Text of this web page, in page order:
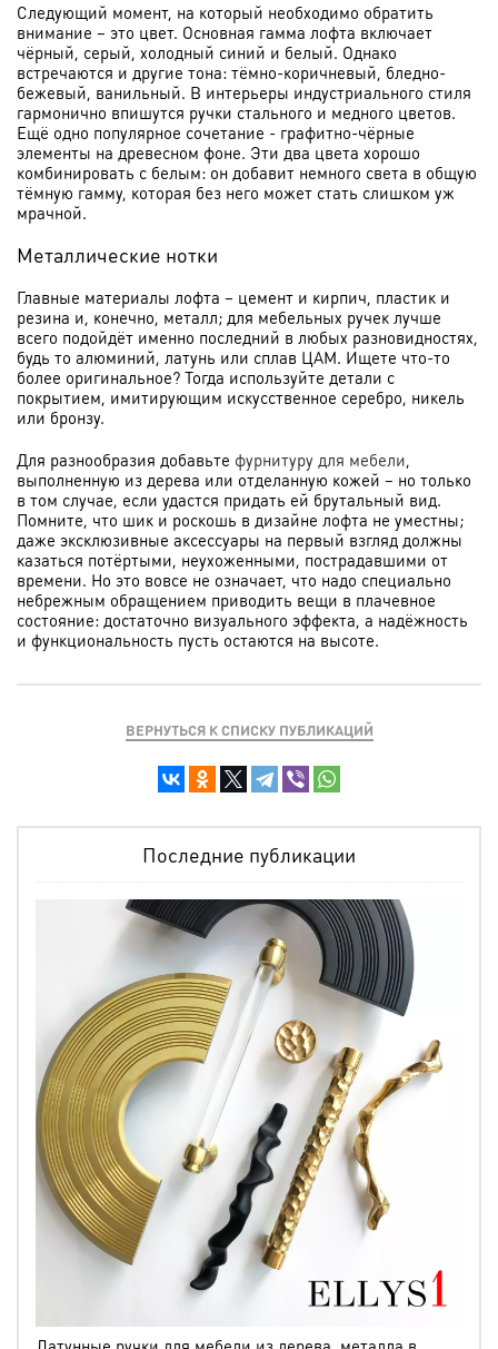
Следующий момент, на который необходимо обратить
внимание – это цвет. Основная гамма лофта включает
чёрный, серый, холодный синий и белый. Однако
встречаются и другие тона: тёмно-коричневый, бледно-
бежевый, ванильный. В интерьеры индустриального стиля
гармонично впишутся ручки стального и медного цветов.
Ещё одно популярное сочетание - графитно-чёрные
элементы на древесном фоне. Эти два цвета хорошо
комбинировать с белым: он добавит немного света в общую
тёмную гамму, которая без него может стать слишком уж
мрачной.
Металлические нотки
Главные материалы лофта – цемент и кирпич, пластик и
резина и, конечно, металл; для мебельных ручек лучше
всего подойдёт именно последний в любых разновидностях,
будь то алюминий, латунь или сплав ЦАМ. Ищете что-то
более оригинальное? Тогда используйте детали с
покрытием, имитирующим искусственное серебро, никель
или бронзу.
Для разнообразия добавьте фурнитуру для мебели,
выполненную из дерева или отделанную кожей – но только
в том случае, если удастся придать ей брутальный вид.
Помните, что шик и роскошь в дизайне лофта не уместны;
даже эксклюзивные аксессуары на первый взгляд должны
казаться потёртыми, неухоженными, пострадавшими от
времени. Но это вовсе не означает, что надо специально
небрежным обращением приводить вещи в плачевное
состояние: достаточно визуального эффекта, а надёжность
и функциональность пусть остаются на высоте.
ВЕРНУТЬСЯ К СПИСКУ ПУБЛИКАЦИЙ
Последние публикации